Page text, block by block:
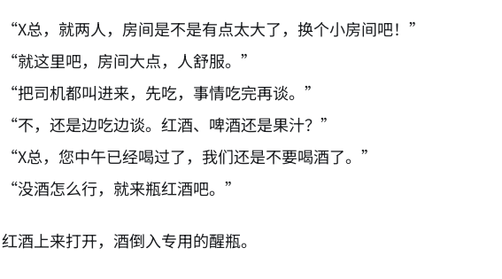
“X总，就两人，房间是不是有点太大了，换个小房间吧！”
“就这里吧，房间大点，人舒服。”
“把司机都叫进来，先吃，事情吃完再谈。”
“不，还是边吃边谈。红酒、啤酒还是果汁？”
“X总，您中午已经喝过了，我们还是不要喝酒了。”
“没酒怎么行，就来瓶红酒吧。”
红酒上来打开，酒倒入专用的醒瓶。